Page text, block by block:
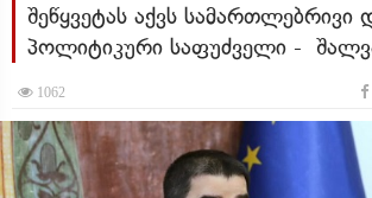
შეწყვეტას აქვს სამართლებრივი
პოლიტიკური საფუძველი -
1062